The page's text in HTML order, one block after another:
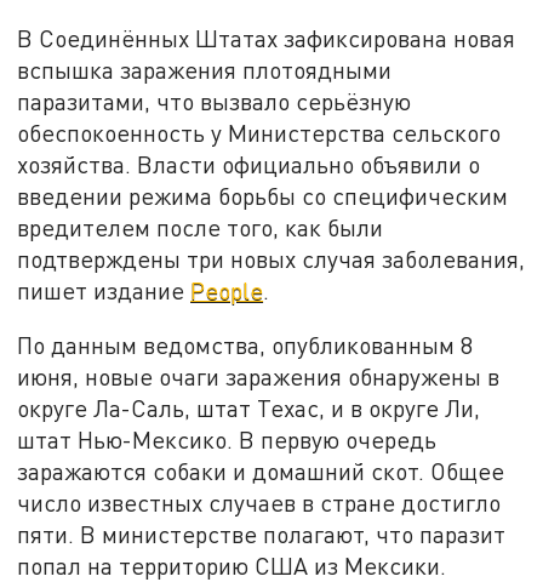
В Соединённых Штатах зафиксирована новая
вспышка заражения плотоядными
паразитами, что вызвало серьёзную
обеспокоенность у Министерства сельского
хозяйства. Власти официально объявили о
введении режима борьбы со специфическим
вредителем после того, как были
подтверждены три новых случая заболевания,
пишет издание People.
По данным ведомства, опубликованным 8
июня, новые очаги заражения обнаружены в
округе Ла-Саль, штат Техас, и в округе Ли,
штат Нью-Мексико. В первую очередь
заражаются собаки и домашний скот. Общее
число известных случаев в стране достигло
пяти. В министерстве полагают, что паразит
попал на территорию США из Мексики.